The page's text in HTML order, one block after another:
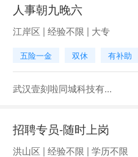
人事朝九晚六
江岸区 | 经验不限 | 大专
五险一金 双休 有补助
武汉壹刻啦同城科技有...
招聘专员-随时上岗
洪山区 | 经验不限 | 学历不限